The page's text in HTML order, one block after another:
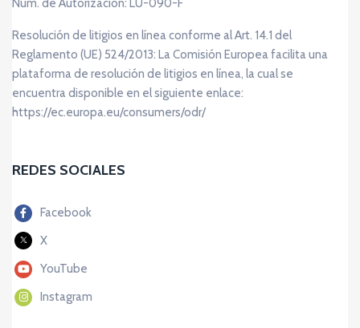
Num. de Autorización: LU-090-F
Resolución de litigios en línea conforme al Art. 14.1 del
Reglamento (UE) 524/2013: La Comisión Europea facilita una
plataforma de resolución de litigios en línea, la cual se
encuentra disponible en el siguiente enlace:
https://ec.europa.eu/consumers/odr/
REDES SOCIALES
Facebook
X
YouTube
Instagram